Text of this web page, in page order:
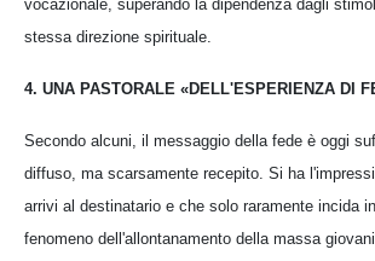
vocazionale, superando la dipendenza dagli
stessa direzione spirituale.
4. UNA PASTORALE «DELL'ESPERIENZA DI
Secondo alcuni, il messaggio della fede è oggi
diffuso, ma scarsamente recepito. Si ha
arrivi al destinatario e che solo raramente incida
fenomeno dell'allontanamento della massa